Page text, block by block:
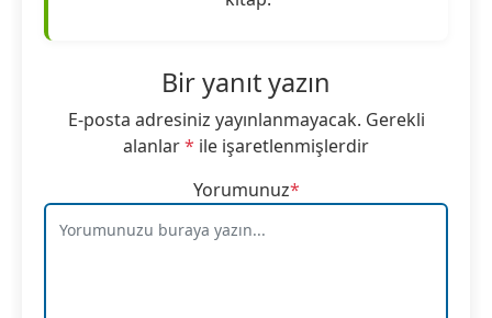
Bir yanıt yazın
E-posta adresiniz yayınlanmayacak. Gerekli
alanlar* ile işaretlenmişlerdir
Yorumunuz*